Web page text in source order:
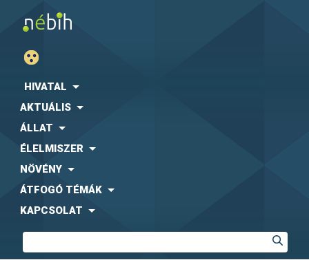
HIVATAL
AKTUÁLIS
ÁLLAT
ÉLELMISZER
NÖVÉNY
ÁTFOGÓ TÉMÁK
KAPCSOLAT